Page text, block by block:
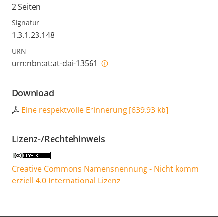
2 Seiten
Signatur
1.3.1.23.148
URN
urn:nbn:at:at-dai-13561
Download
Eine respektvolle Erinnerung [639,93 kb]
Lizenz-/Rechtehinweis
Creative Commons Namensnennung - Nicht komm
erziell 4.0 International Lizenz